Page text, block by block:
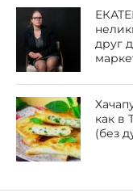
друг
как в
(без